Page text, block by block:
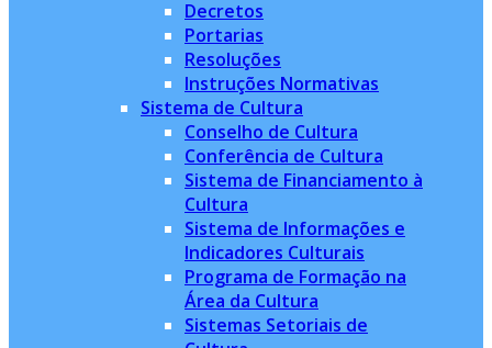
Decretos
Portarias
Resoluções
Instruções Normativas
Sistema de Cultura
Conselho de Cultura
Conferência de Cultura
Sistema de Financiamento à
Cultura
Sistema de Informações e
Indicadores Culturais
Programa de Formação na
Área da Cultura
Sistemas Setoriais de